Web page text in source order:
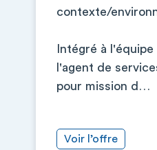
contexte/
Intégré à
l'agent de
pour mission d…
Voir l’offre